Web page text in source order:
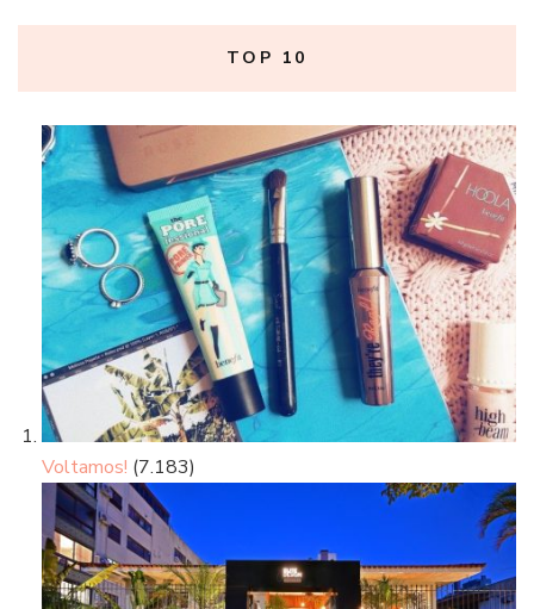
TOP 10
Voltamos! (7.183)